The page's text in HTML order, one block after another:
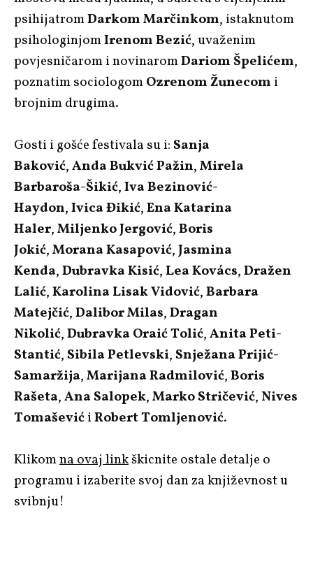
psihijatromDarkom Marčinkom, istaknutom
psihologinjomIrenom Bezić, uvaženim
povjesničarom i novinaromDariom Špelićem,
poznatim sociologomOzrenom Žunecom i
brojnim drugima.
Gosti i gošće festivala su i:Sanja
Baković,Anda Bukvić Pažin,Mirela
Barbaroša-Šikić,Iva Bezinović-
Haydon,Ivica Đikić,Ena Katarina
Haler,Miljenko Jergović,Boris
Jokić,Morana Kasapović,Jasmina
Kenda,Dubravka Kisić, Lea Kovács,Dražen
Lalić,Karolina Lisak Vidović,Barbara
Matejčić,Dalibor Milas,Dragan
Nikolić,Dubravka Oraić Tolić,Anita Peti-
Stantić,Sibila Petlevski,Snježana Prijić-
Samaržija,Marijana Radmilović,Boris
Rašeta,Ana Salopek,Marko Stričević, Nives
TomaševićiRobert Tomljenović.
Klikomna ovaj linkškicnite ostale detalje o
programu i izaberite svoj dan za književnost u
svibnju!